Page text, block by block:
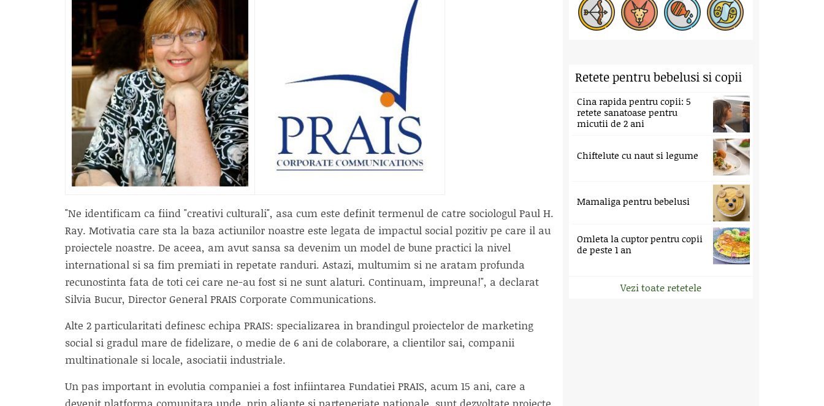
"Ne identificam ca fiind "creativi culturali", asa cum este definit termenul de catre sociologul Paul H.
Ray. Motivatia care sta la baza actiunilor noastre este legata de impactul social pozitiv pe care il au
proiectele noastre. De aceea, am avut sansa sa devenim un model de bune practici la nivel
international si sa fim premiati in repetate randuri. Astazi, multumim si ne aratam profunda
recunostinta fata de toti cei care ne-au fost si ne sunt alaturi. Continuam, impreuna!", a declarat
Silvia Bucur, Director General PRAIS Corporate Communications.
Alte 2 particularitati definesc echipa PRAIS: specializarea in brandingul proiectelor de marketing
social si gradul mare de fidelizare, o medie de 6 ani de colaborare, a clientilor sai, companii
multinationale si locale, asociatii industriale.
Un pas important in evolutia companiei a fost infiintarea Fundatiei PRAIS, acum 15 ani, care a
devenit platforma comunitara unde, prin aliante si parteneriate nationale, sunt dezvoltate proiecte
Retete pentru bebelusi si copii
Cina rapida pentru copii: 5
retete sanatoase pentru
micutii de 2 ani
Chiftelute cu naut si legume
Mamaliga pentru bebelusi
Omleta la cuptor pentru copii
de peste 1 an
Vezi toate retetele